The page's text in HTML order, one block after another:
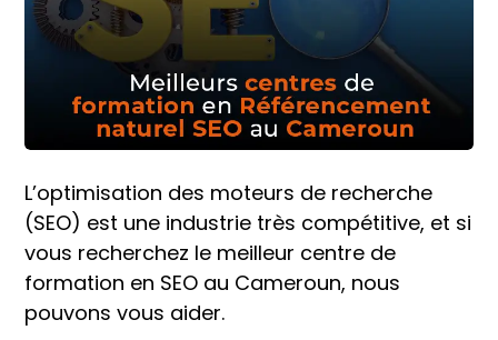
L’optimisation des moteurs de recherche
(SEO) est une industrie très compétitive, et si
vous recherchez le meilleur centre de
formation en SEO au Cameroun, nous
pouvons vous aider.